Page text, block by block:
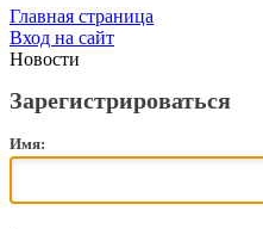
Главная страница
Вход на сайт
Новости
Зарегистрироваться
Имя: